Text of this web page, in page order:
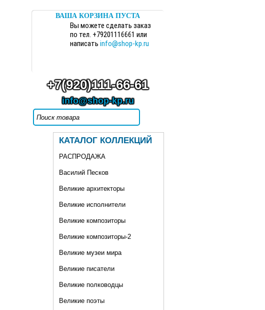
+7(920)111-66-61
info@shop-kp.ru
КАТАЛОГ КОЛЛЕКЦИЙ
РАСПРОДАЖА
Василий Песков
Великие архитекторы
Великие исполнители
Великие композиторы
Великие композиторы-2
Великие музеи мира
Великие писатели
Великие полководцы
Великие поэты
ВАША КОРЗИНА ПУСТА
Вы можете сделать заказ
по тел. +79201116661 или
написать info@shop-kp.ru